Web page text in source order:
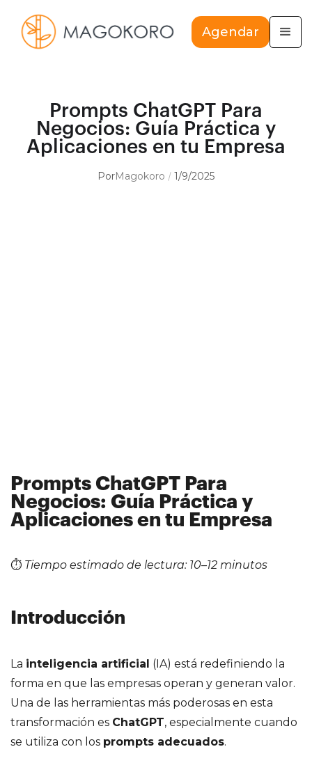
Agendar
Prompts ChatGPT Para
Negocios: Guía Práctica y
Aplicaciones en tu Empresa
PorMagokoro 1/9/2025
Prompts ChatGPT Para
Negocios: Guía Práctica y
Aplicaciones en tu Empresa
⏱️ Tiempo estimado de lectura: 10–12 minutos
Introducción
La inteligencia artificial (IA) está redefiniendo la
forma en que las empresas operan y generan valor.
Una de las herramientas más poderosas en esta
transformación es ChatGPT, especialmente cuando
se utiliza con los prompts adecuados.